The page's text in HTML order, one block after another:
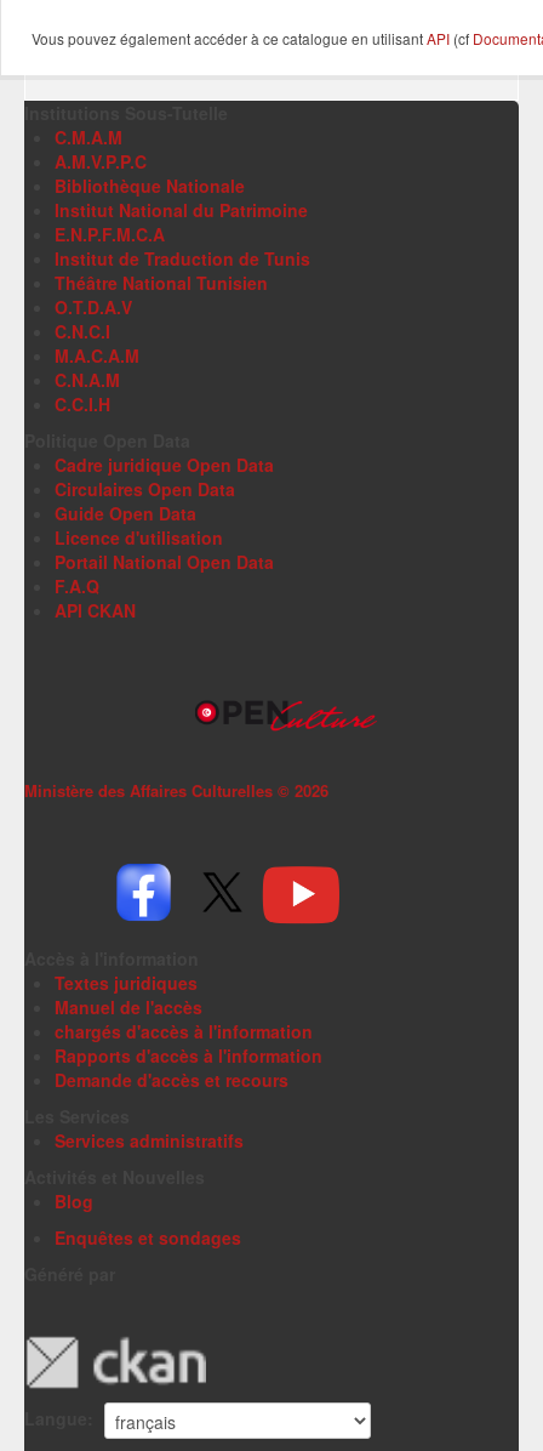
Vous pouvez également accéder à ce catalogue en utilisantAPI (cf
C.M.A.M
A.M.V.P.P.C
Bibliothèque Nationale
Institut National du Patrimoine
E.N.P.F.M.C.A
Institut de Traduction de Tunis
Théâtre National Tunisien
O.T.D.A.V
C.N.C.I
M.A.C.A.M
C.N.A.M
C.C.I.H
Cadre juridique Open Data
Circulaires Open Data
Guide Open Data
Licence d'utilisation
Portail National Open Data
F.A.Q
API CKAN
Ministère des Affaires Culturelles © 2026
Textes juridiques
Manuel de l'accès
chargés d'accès à l'information
Rapports d'accès à l'information
Demande d'accès et recours
Services administratifs
Blog
Enquêtes et sondages